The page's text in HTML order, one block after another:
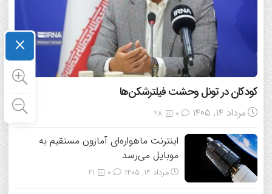
کودکان در تونل وحشت فیلترشکن‌ها
مرداد ۱۴, ۱۴۰۵ 28
اینترنت ماهواره‌ای آمازون مستقیم به
موبایل می‌رسد
مرداد ۱۴, ۱۴۰۵ 21
×